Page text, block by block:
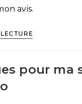
avis.
Maggi
pour ma